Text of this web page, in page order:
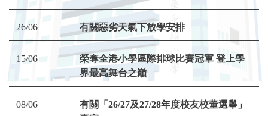
26/06 有關惡劣天氣下放學安排
15/06
榮奪全港小學區際排球比賽冠軍 登上學
界最高舞台之巔
08/06
有關「26/27及27/28年度校友校董選舉」